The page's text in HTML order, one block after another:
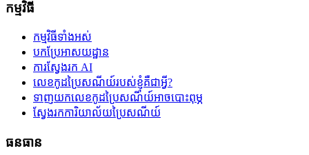
កម្មវិធី
កម្មវិធីទាំងអស់
បកប្រែអាសយដ្ឋាន
ការស្វែងរក AI
លេខកូដប្រៃសណីយ៍របស់ខ្ញុំគឺជាអ្វី?
ទាញយកលេខកូដប្រៃសណីយ៍អាចបោះពុម្ភ
ស្វែងរកការិយាល័យប្រៃសណីយ៍
ធនធាន